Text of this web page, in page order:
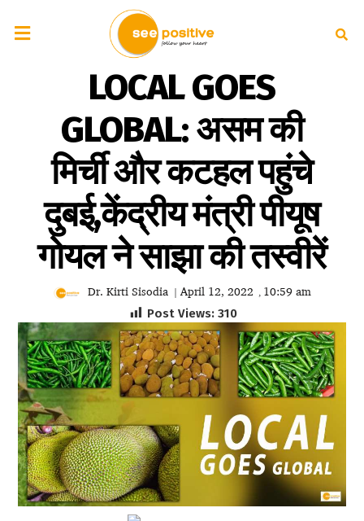
LOCAL GOES
GLOBAL: असम की
मिर्ची और कटहल पहुंचे
दुबई,केंद्रीय मंत्री पीयूष
गोयल ने साझा की तस्वीरें
Dr. Kirti Sisodia | April 12, 2022 , 10:59 am
Post Views: 310